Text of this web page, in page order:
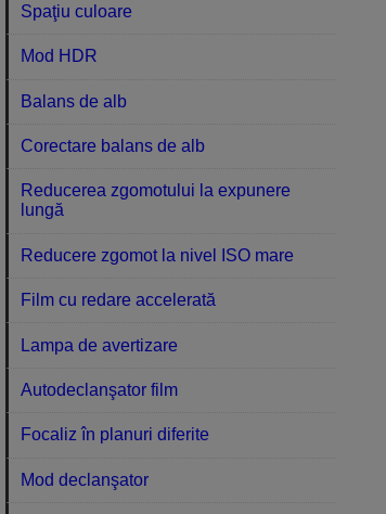
Spaţiu culoare
Mod HDR
Balans de alb
Corectare balans de alb
Reducerea zgomotului la expunere
lungă
Reducere zgomot la nivel ISO mare
Film cu redare accelerată
Lampa de avertizare
Autodeclanşator film
Focaliz în planuri diferite
Mod declanşator